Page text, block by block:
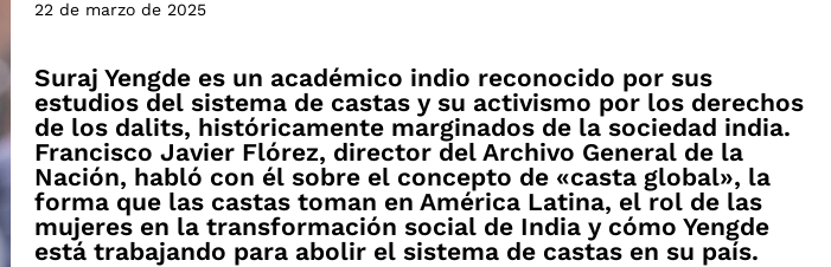
22 de marzo de 2025
Suraj Yengde es un académico indio reconocido por sus
estudios del sistema de castas y su activismo por los derechos
de los dalits, históricamente marginados de la sociedad india.
Francisco Javier Flórez, director del Archivo General de la
Nación, habló con él sobre el concepto de «casta global», la
forma que las castas toman en América Latina, el rol de las
mujeres en la transformación social de India y cómo Yengde
está trabajando para abolir el sistema de castas en su país.